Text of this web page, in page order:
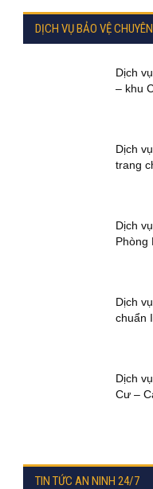
DỊCH VỤ BẢO VỆ
Dịch
– khu
Dịch
trang
Dịch
Phòng
Dịch
chuẩn
Dịch
Cư –
TIN TỨC AN NINH 24/7